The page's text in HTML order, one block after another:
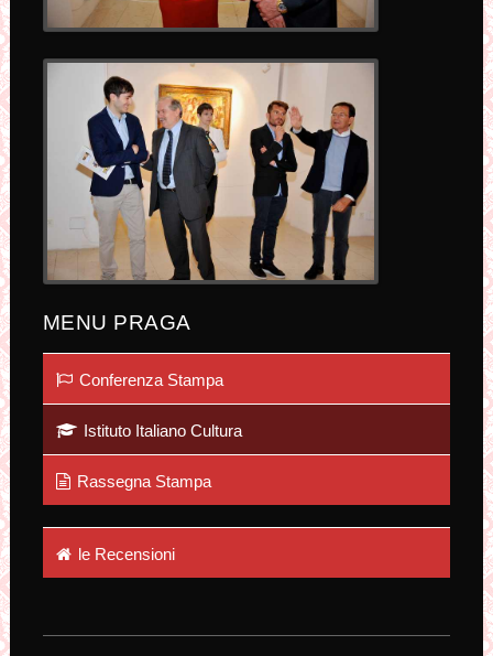
MENU PRAGA
Conferenza Stampa
Istituto Italiano Cultura
Rassegna Stampa
le Recensioni